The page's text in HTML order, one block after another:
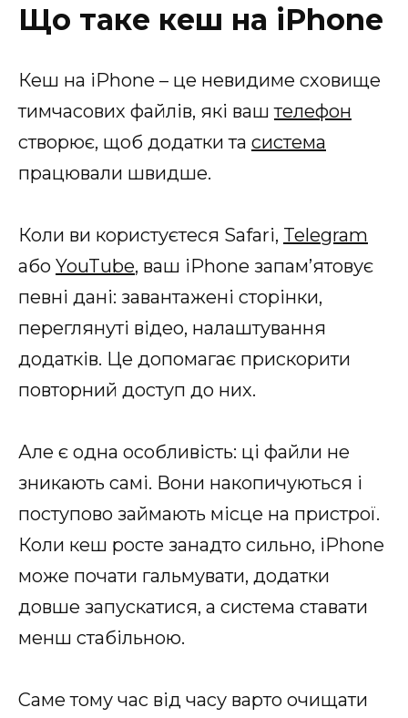
Що таке кеш на iPhone
Кеш на iPhone – це невидиме сховище
тимчасових файлів, які ваштелефон
створює, щоб додатки та система
працювали швидше.
Коли ви користуєтеся Safari, Telegram
або YouTube, ваш iPhone запам’ятовує
певні дані: завантажені сторінки,
переглянуті відео, налаштування
додатків. Це допомагає прискорити
повторний доступ до них.
Але є одна особливість: ці файли не
зникають самі. Вони накопичуються і
поступово займають місце на пристрої.
Коли кеш росте занадто сильно, iPhone
може почати гальмувати, додатки
довше запускатися, а система ставати
менш стабільною.
Саме тому час від часу варто очищати